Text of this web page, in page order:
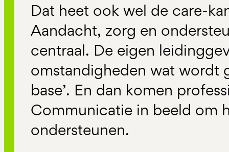
Dat heet ook wel de care-
Aandacht, zorg en
centraal. De eigen
omstandigheden wat wordt
base’. En dan komen
Communicatie in beeld om
ondersteunen.